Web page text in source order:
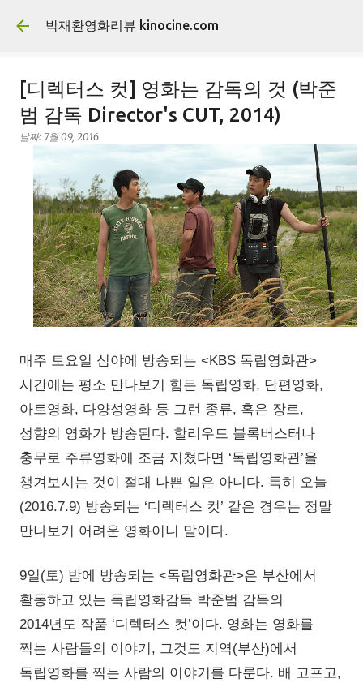
기본 콘텐츠로 건너뛰기
박재환영화리뷰 kinocine.com
[디렉터스 컷] 영화는 감독의 것 (박준
범 감독 Director's CUT, 2014)
날짜: 7월 09, 2016
매주 토요일 심야에 방송되는 <KBS 독립영화관>
시간에는 평소 만나보기 힘든 독립영화, 단편영화,
아트영화, 다양성영화 등 그런 종류, 혹은 장르,
성향의 영화가 방송된다. 할리우드 블록버스터나
충무로 주류영화에 조금 지쳤다면 ‘독립영화관’을
챙겨보시는 것이 절대 나쁜 일은 아니다. 특히 오늘
(2016.7.9) 방송되는 ‘디렉터스 컷’ 같은 경우는 정말
만나보기 어려운 영화이니 말이다.
9일(토) 밤에 방송되는 <독립영화관>은 부산에서
활동하고 있는 독립영화감독 박준범 감독의
2014년도 작품 ‘디렉터스 컷’이다. 영화는 영화를
찍는 사람들의 이야기, 그것도 지역(부산)에서
독립영화를 찍는 사람의 이야기를 다룬다. 배 고프고,